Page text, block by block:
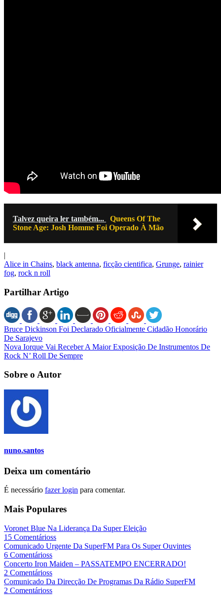
Talvez queira ler também...
Queens Of The
Stone Age: Josh Homme Foi Operado À Mão
|
Alice in Chains, black antenna, ficção cientifica, Grunge, rainier
fog, rock n roll
Partilhar Artigo
Bruce Dickinson Foi Declarado Oficialmente Cidadão Honorário
De Sarajevo
Nova Iorque Vai Receber A Maior Exposição De Instrumentos De
Rock N’ Roll De Sempre
Sobre o Autor
nuno.santos
Deixa um comentário
É necessário fazer login para comentar.
Mais Populares
Voronet Blue Na Liderança Da Super Eleição
15 Comentárioss
Comunicado Urgente Da SuperFM Para Os Super Ouvintes
6 Comentárioss
Concerto Iron Maiden – PASSATEMPO ENCERRADO!
2 Comentárioss
Comunicado Da Direcção De Programas Da Rádio SuperFM
2 Comentárioss